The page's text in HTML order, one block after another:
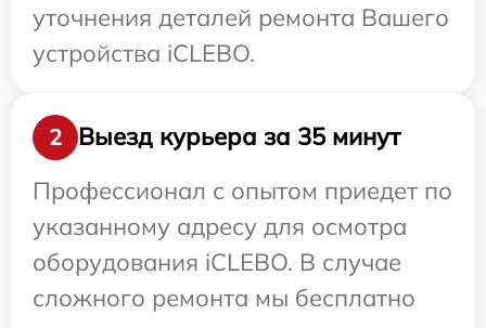
уточнения деталей ремонта Вашего
устройства iCLEBO.
2
Выезд курьера за 35 минут
Профессионал с опытом приедет по
указанному адресу для осмотра
оборудования iCLEBO. В случае
сложного ремонта мы бесплатно